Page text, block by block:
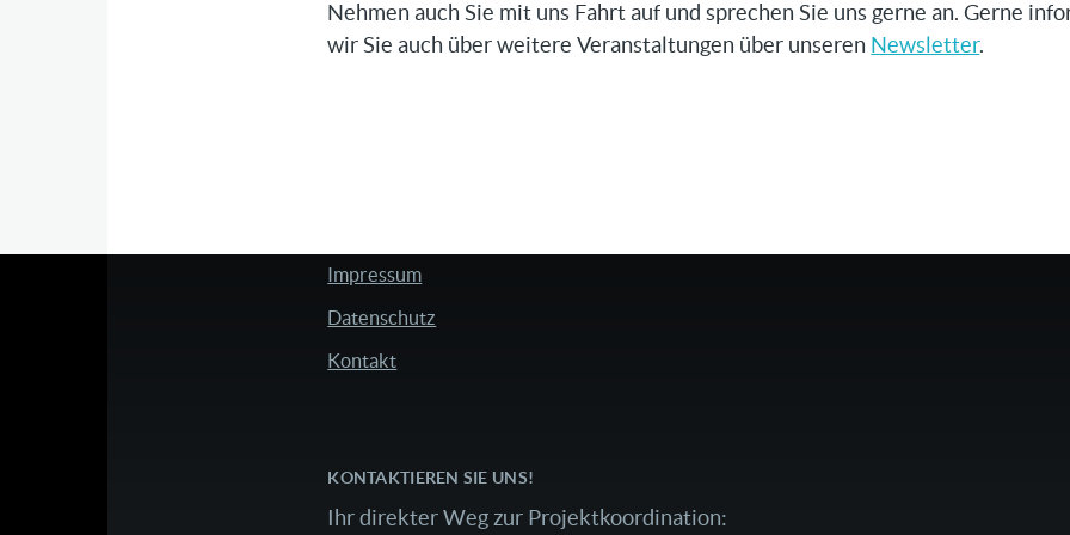
Nehmen auch Sie mit uns Fahrt auf und sprechen Sie uns gerne an. Gerne
wir Sie auch über weitere Veranstaltungen über unseren Newsletter.
FUSSZEILE
Impressum
Datenschutz
Kontakt
KONTAKTIEREN SIE UNS!
Ihr direkter Weg zur Projektkoordination: